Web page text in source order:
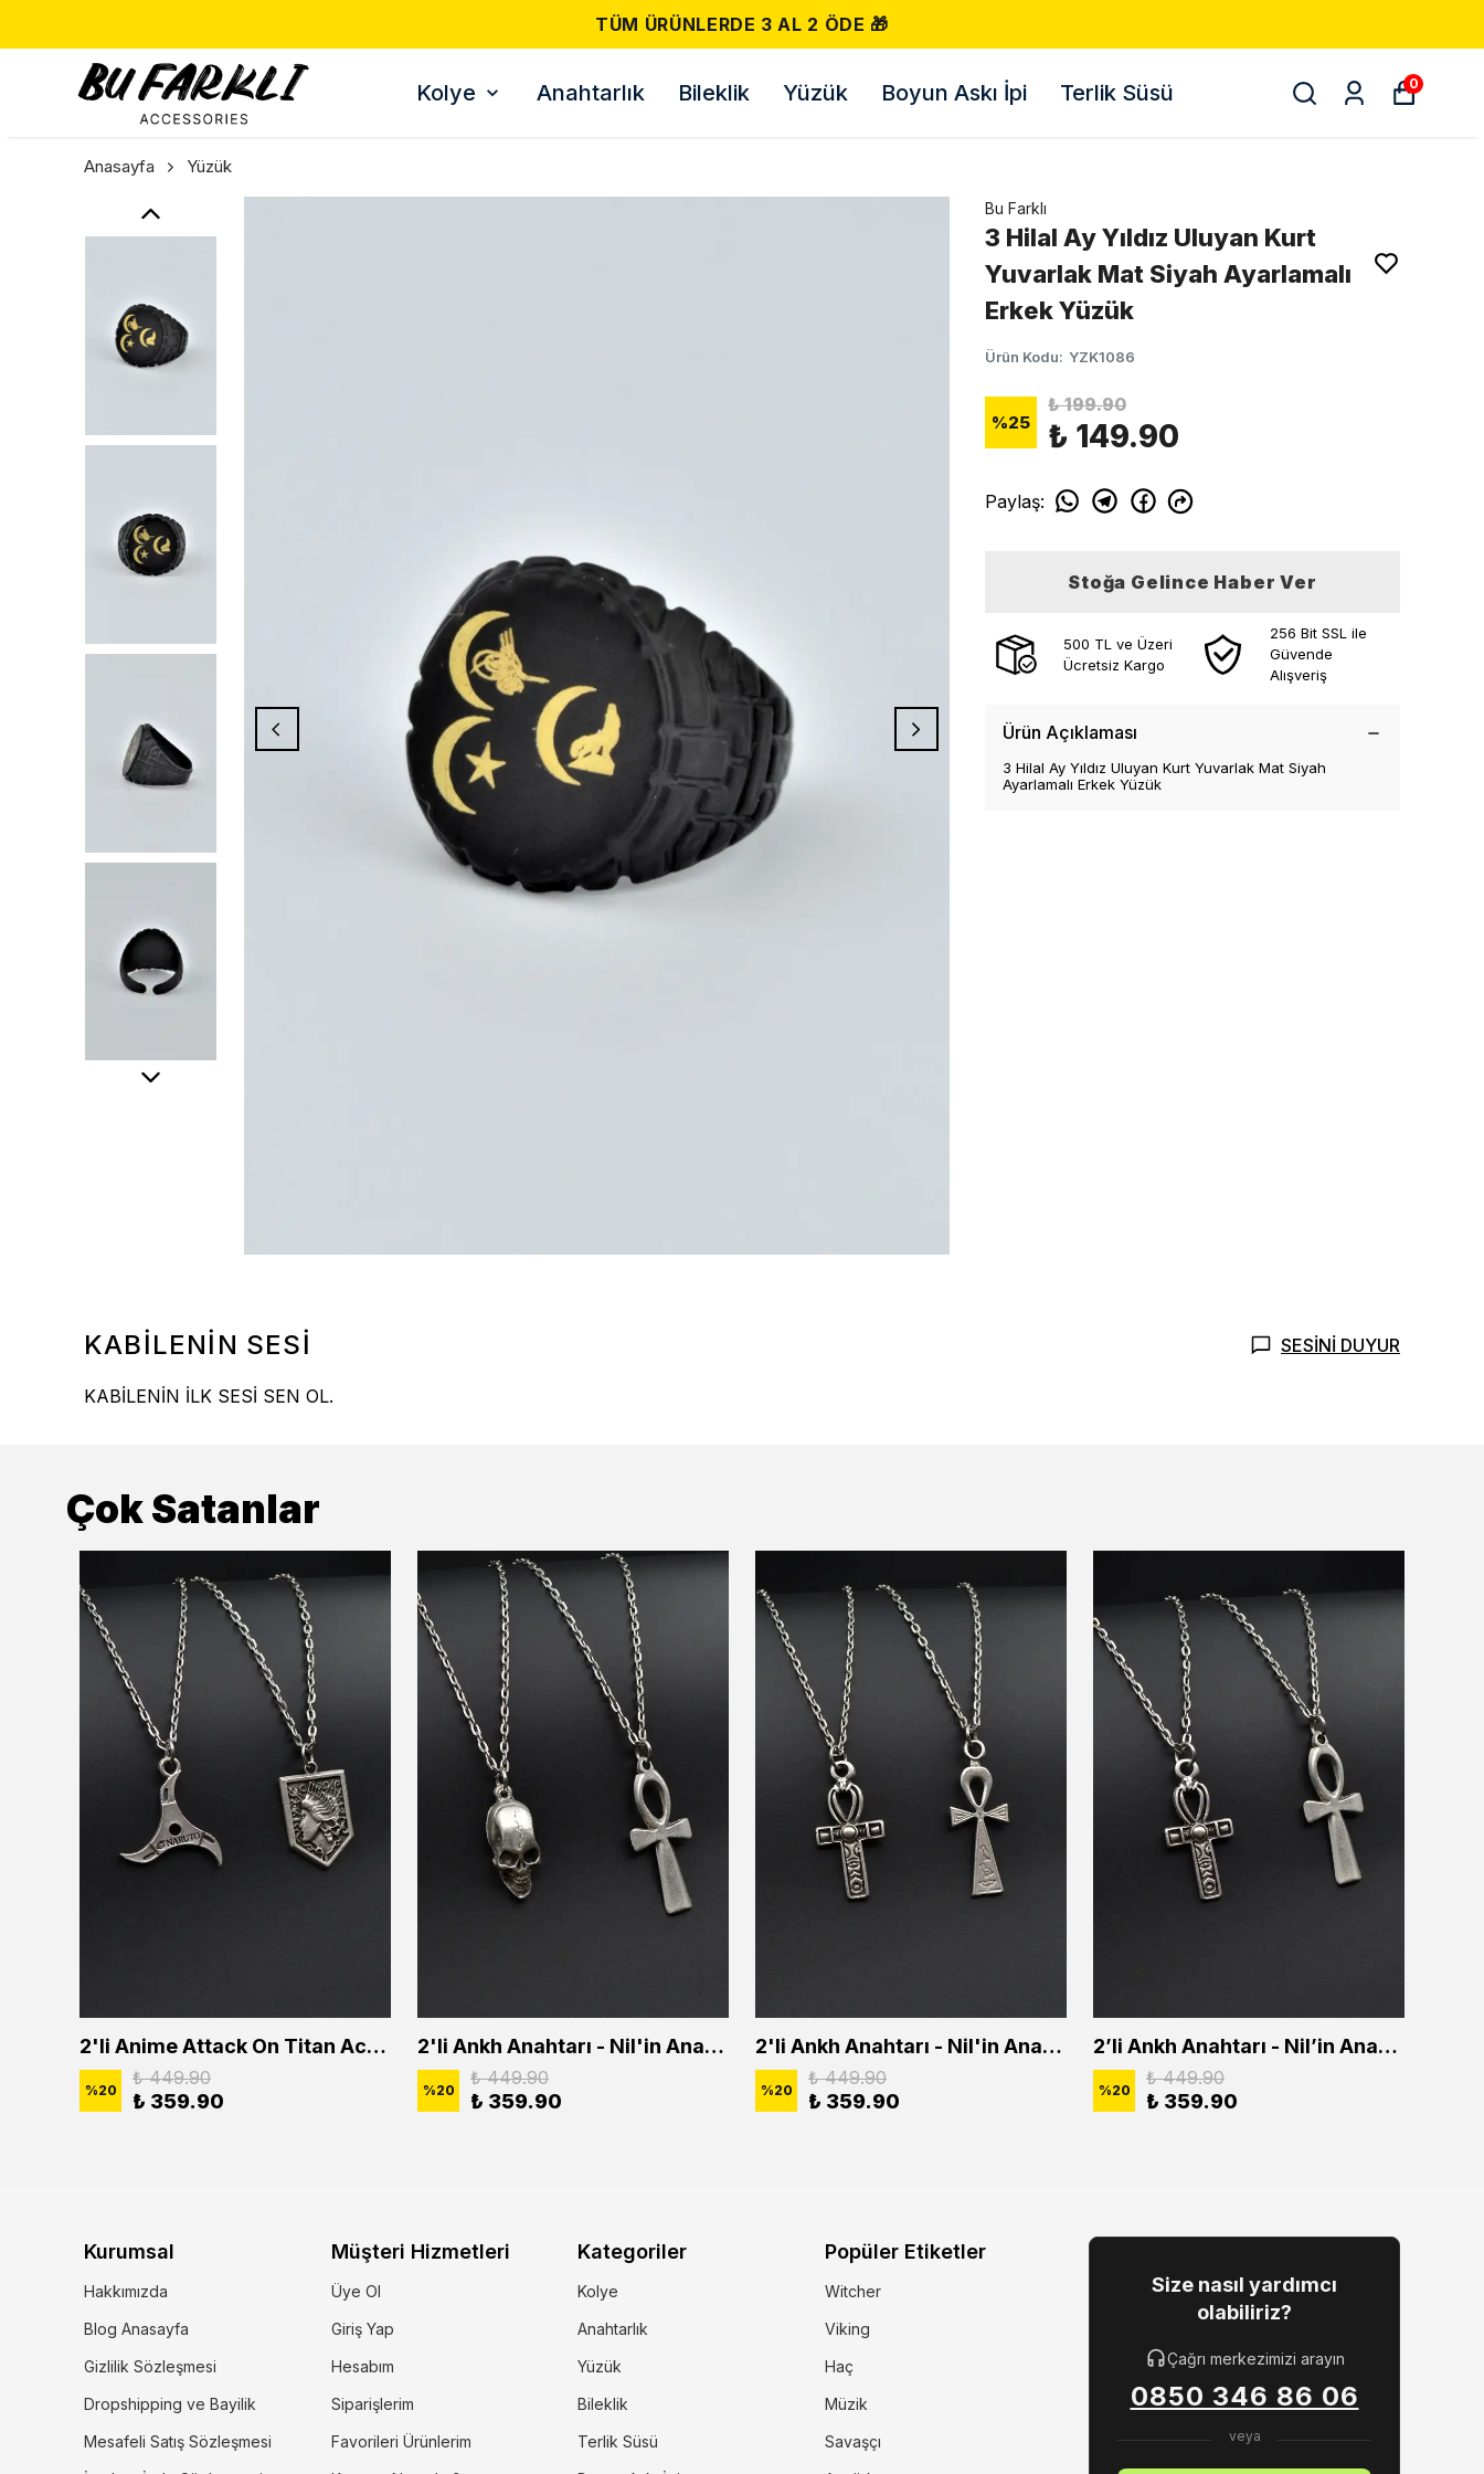
Kolye Anahtarlık Bileklik Yüzük Boyun Askı İpi Terlik Süsü 0
Anasayfa Yüzük
Bu Farklı
3 Hilal Ay Yıldız Uluyan Kurt
Yuvarlak Mat Siyah Ayarlamalı
Erkek Yüzük
Ürün Kodu: YZK1086
%25
₺ 199.90
₺ 149.90
Paylaş:
Stoğa Gelince Haber Ver
500 TL ve Üzeri
Ücretsiz Kargo
256 Bit SSL ile
Güvende
Alışveriş
Ürün Açıklaması
3 Hilal Ay Yıldız Uluyan Kurt Yuvarlak Mat Siyah
Ayarlamalı Erkek Yüzük
KABİLENİN SESİ SESİNİ DUYUR
KABİLENİN İLK SESİ SEN OL.
Çok Satanlar
2'li Anime Attack On Titan Acrylic Maria Anime Naruto Erkek Kadın Kolye Seti
%20
₺ 449.90
₺ 359.90
2'li Ankh Anahtarı - Nil'in Anahtarı - Kuru Kafa Erkek Kadın Kolye Seti
%20
₺ 449.90
₺ 359.90
2'li Ankh Anahtarı - Nil'in Anahtarı Erkek Kadın Kolye Seti
%20
₺ 449.90
₺ 359.90
2’li Ankh Anahtarı - Nil’in Anahtarı Erkek Kadın Kolye Seti
%20
₺ 449.90
₺ 359.90
Kurumsal
Hakkımızda
Blog Anasayfa
Gizlilik Sözleşmesi
Dropshipping ve Bayilik
Mesafeli Satış Sözleşmesi
Müşteri Hizmetleri
Üye Ol
Giriş Yap
Hesabım
Siparişlerim
Favorileri Ürünlerim
Kategoriler
Kolye
Anahtarlık
Yüzük
Bileklik
Terlik Süsü
Popüler Etiketler
Witcher
Viking
Haç
Müzik
Savaşçı
Size nasıl yardımcı
olabiliriz?
Çağrı merkezimizi arayın
0850 346 86 06